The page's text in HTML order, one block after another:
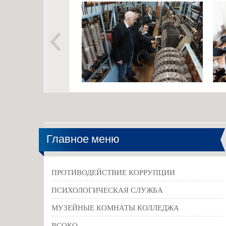
Главное меню
ПРОТИВОДЕЙСТВИЕ КОРРУПЦИИ
ПСИХОЛОГИЧЕСКАЯ СЛУЖБА
МУЗЕЙНЫЕ КОМНАТЫ КОЛЛЕДЖА